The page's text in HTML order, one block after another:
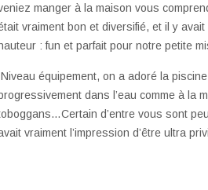
manger à la maison vous
vraiment bon et diversifié, et il y
hauteur : fun et parfait pour notre petite
Niveau équipement, on a adoré la
dans l’eau comme à la
d’entre vous sont
vraiment l’impression d’être ultra